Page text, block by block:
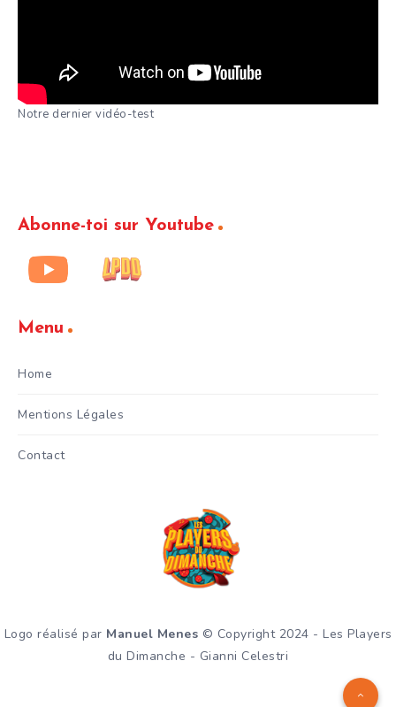
Notre dernier vidéo-test
Abonne-toi sur Youtube
Menu
Home
Mentions Légales
Contact
Logo réalisé par Manuel Menes © Copyright 2024 - Les Players
du Dimanche - Gianni Celestri